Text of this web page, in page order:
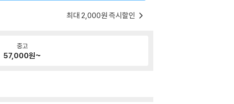
최대 2,000원 즉시할인
중고
57,000원~